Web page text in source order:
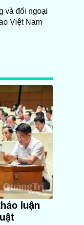
và đối ngoại
Việt Nam
luận